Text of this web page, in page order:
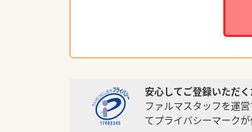
安心してご登録いただ
ファルマスタッフを運営
てプライバシーマークが